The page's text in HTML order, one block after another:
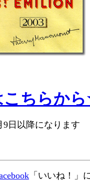
ちらか
9日以降になります
「いいね！」